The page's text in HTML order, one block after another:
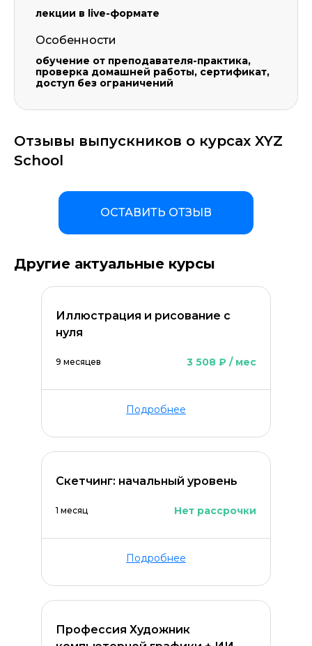
лекции в live-формате
Особенности
обучение от преподавателя-практика,
проверка домашней работы, сертификат,
доступ без ограничений
Отзывы выпускников о курсах XYZ
School
ОСТАВИТЬ ОТЗЫВ
Другие актуальные курсы
Иллюстрация и рисование с
нуля
9 месяцев 3 508 ₽ / мес
Подробнее
Скетчинг: начальный уровень
1 месяц Нет рассрочки
Подробнее
Профессия Художник